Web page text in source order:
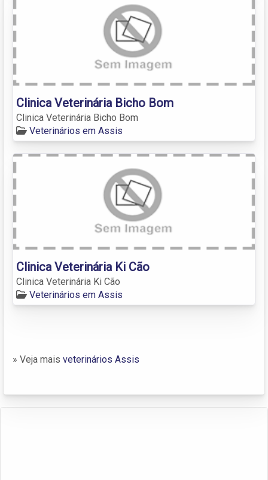
Clinica Veterinária Bicho Bom
Clinica Veterinária Bicho Bom
Veterinários em Assis
Clinica Veterinária Ki Cão
Clinica Veterinária Ki Cão
Veterinários em Assis
» Veja mais veterinários Assis